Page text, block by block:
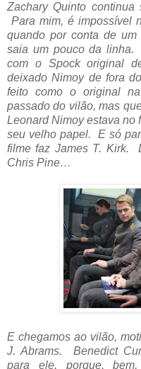
Zachary Quinto
Para mim, é impossível
quando por conta de um
saia um pouco da
com o Spock original
deixado Nimoy de fora
feito como o original
passado do vilão, mas
Leonard Nimoy estava no
seu velho papel. E só
filme faz James T. Kirk.
Chris Pine…
E chegamos ao vilão,
J. Abrams. Benedict
para ele, porque,